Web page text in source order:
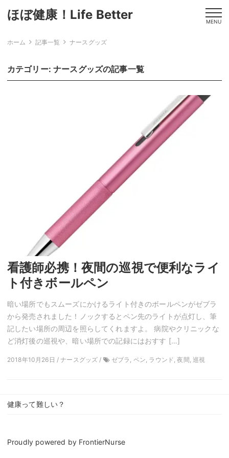
ほぼ健康！Life Better MENU
ホーム 記事一覧 ナースグッズ
カテゴリー:ナースグッズの記事一覧
看護師必携！夜間の巡視で便利なライ
ト付きボールペン
暗い場所でもスムーズにかけるライト付きのボールペンがゼブラ
から発売されました！ノックするとペン先のライトが点灯し、筆
記したい場所の周辺を照らしてくれますよ。 病院やクリニックな
ど消灯後の巡視や、暗い場所での記録にはおすす […]
2018年10月26日 / ナースグッズ / ゼブラ, ペン, ラウンド, 夜間, 巡視
健康って難しい？
Proudly powered by FrontierNurse